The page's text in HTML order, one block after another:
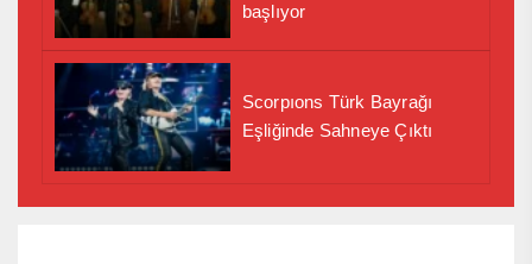
başlıyor
Scorpıons Türk Bayrağı
Eşliğinde Sahneye Çıktı